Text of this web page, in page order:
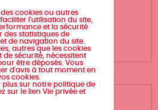
cookies ou autres
l'utilisation du site,
et la sécurité
des statistiques de
de navigation du site.
autres que les cookies
de sécurité, nécessitent
être déposés. Vous
d'avis à tout moment en
cookies.
plus sur notre politique de
sur le lien Vie privée et